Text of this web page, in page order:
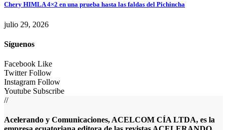
Chery HIMLA 4×2 en una prueba hasta las faldas del Pichincha
julio 29, 2026
Síguenos
Facebook Like
Twitter Follow
Instagram Follow
Youtube Subscribe
//
Acelerando y Comunicaciones, ACELCOM CÍA LTDA, es la